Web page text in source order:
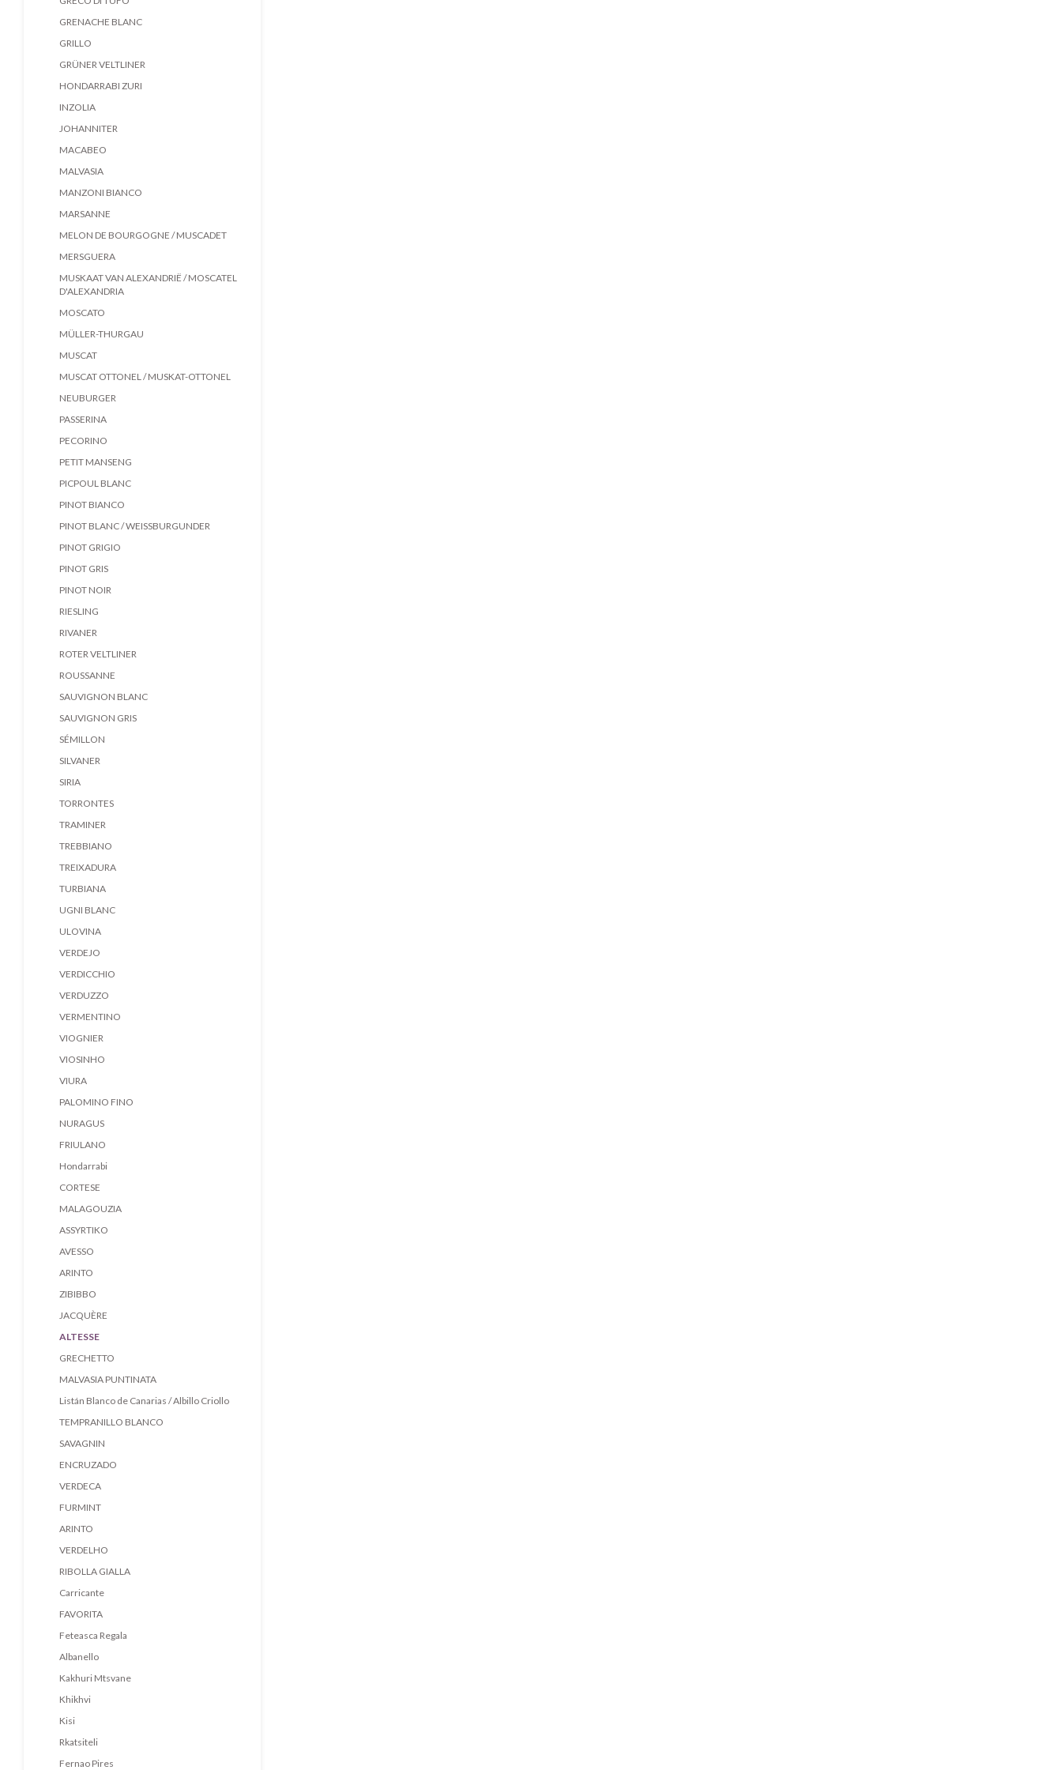
GRENACHE BLANC
GRILLO
GRÜNER VELTLINER
HONDARRABI ZURI
INZOLIA
JOHANNITER
MACABEO
MALVASIA
MANZONI BIANCO
MARSANNE
MELON DE BOURGOGNE / MUSCADET
MERSGUERA
MUSKAAT VAN ALEXANDRIË / MOSCATEL
D'ALEXANDRIA
MOSCATO
MÜLLER-THURGAU
MUSCAT
MUSCAT OTTONEL / MUSKAT-OTTONEL
NEUBURGER
PASSERINA
PECORINO
PETIT MANSENG
PICPOUL BLANC
PINOT BIANCO
PINOT BLANC / WEISSBURGUNDER
PINOT GRIGIO
PINOT GRIS
PINOT NOIR
RIESLING
RIVANER
ROTER VELTLINER
ROUSSANNE
SAUVIGNON BLANC
SAUVIGNON GRIS
SÉMILLON
SILVANER
SIRIA
TORRONTES
TRAMINER
TREBBIANO
TREIXADURA
TURBIANA
UGNI BLANC
ULOVINA
VERDEJO
VERDICCHIO
VERDUZZO
VERMENTINO
VIOGNIER
VIOSINHO
VIURA
PALOMINO FINO
NURAGUS
FRIULANO
Hondarrabi
CORTESE
MALAGOUZIA
ASSYRTIKO
AVESSO
ARINTO
ZIBIBBO
JACQUÈRE
ALTESSE
GRECHETTO
MALVASIA PUNTINATA
Listán Blanco de Canarias / Albillo Criollo
TEMPRANILLO BLANCO
SAVAGNIN
ENCRUZADO
VERDECA
FURMINT
ARINTO
VERDELHO
RIBOLLA GIALLA
Carricante
FAVORITA
Feteasca Regala
Albanello
Kakhuri Mtsvane
Khikhvi
Kisi
Rkatsiteli
Fernao Pires